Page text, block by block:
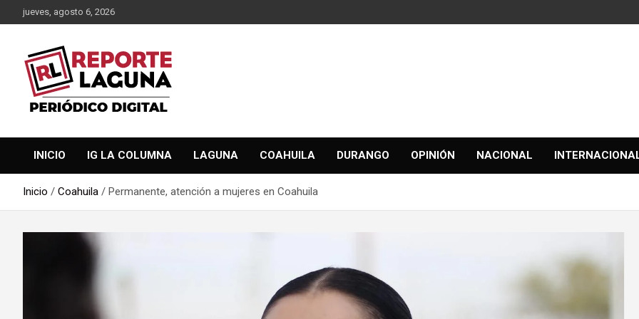
Saltar
al
jueves, agosto 6, 2026
Reporte Laguna
INICIO IG LA COLUMNA LAGUNA COAHUILA DURANGO OPINIÓN NACIONAL
Inicio Coahuila Permanente, atención a mujeres en Coahuila